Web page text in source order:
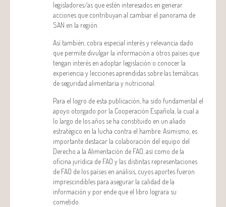
legisladores/as que estén interesados en generar
acciones que contribuyan al cambiar el panorama de
SAN en la región.
Así también, cobra especial interés y relevancia dado
que permite divulgar la información a otros países que
tengan interés en adoptar legislación o conocer la
experiencia y lecciones aprendidas sobre las temáticas
de seguridad alimentaria y nutricional.
Para el logro de esta publicación, ha sido fundamental el
apoyo otorgado por la Cooperación Española, la cual a
lo largo de los años se ha constituido en un aliado
estratégico en la lucha contra el hambre. Asimismo, es
importante destacar la colaboración del equipo del
Derecho a la Alimentación de FAO, así como de la
oficina jurídica de FAO y las distintas representaciones
de FAO de los países en análisis, cuyos aportes fueron
imprescindibles para asegurar la calidad de la
información y por ende que el libro lograra su
cometido.